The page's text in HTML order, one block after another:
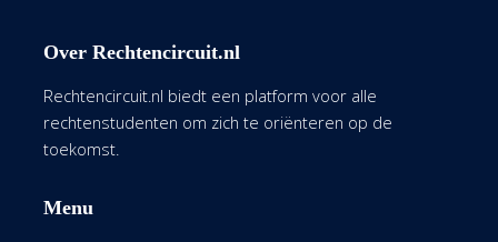
Over Rechtencircuit.nl
Rechtencircuit.nl biedt een platform voor alle
rechtenstudenten om zich te oriënteren op de
toekomst.
Menu